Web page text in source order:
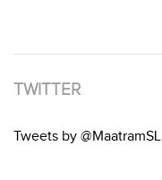
TWITTER
Tweets by @MaatramSL